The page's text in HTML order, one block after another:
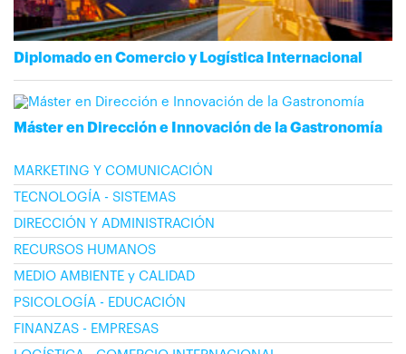
Diplomado en Comercio y Logística Internacional
Máster en Dirección e Innovación de la Gastronomía
MARKETING Y COMUNICACIÓN
TECNOLOGÍA - SISTEMAS
DIRECCIÓN Y ADMINISTRACIÓN
RECURSOS HUMANOS
MEDIO AMBIENTE y CALIDAD
PSICOLOGÍA - EDUCACIÓN
FINANZAS - EMPRESAS